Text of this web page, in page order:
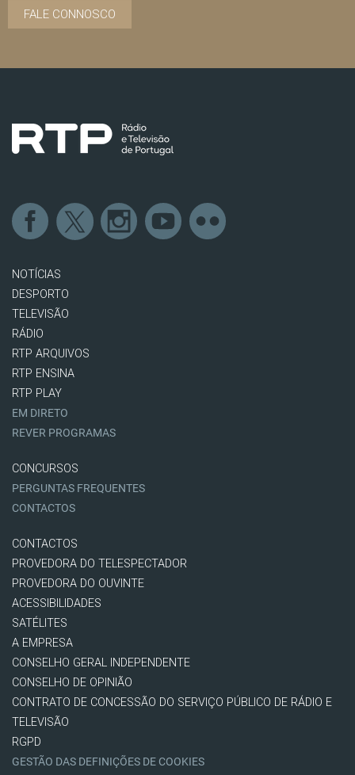
FALE CONNOSCO
NOTÍCIAS
DESPORTO
TELEVISÃO
RÁDIO
RTP ARQUIVOS
RTP ENSINA
RTP PLAY
EM DIRETO
REVER PROGRAMAS
CONCURSOS
PERGUNTAS FREQUENTES
CONTACTOS
CONTACTOS
PROVEDORA DO TELESPECTADOR
PROVEDORA DO OUVINTE
ACESSIBILIDADES
SATÉLITES
A EMPRESA
CONSELHO GERAL INDEPENDENTE
CONSELHO DE OPINIÃO
CONTRATO DE CONCESSÃO DO SERVIÇO PÚBLICO DE RÁDIO E
TELEVISÃO
RGPD
GESTÃO DAS DEFINIÇÕES DE COOKIES